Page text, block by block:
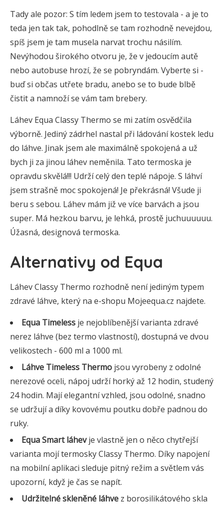
Tady ale pozor: S tím ledem jsem to testovala - a je to
teda jen tak tak, pohodlně se tam rozhodně nevejdou,
spíš jsem je tam musela narvat trochu násilím.
Nevýhodou širokého otvoru je, že v jedoucím autě
nebo autobuse hrozí, že se pobryndám. Vyberte si -
buď si občas utřete bradu, anebo se to bude blbě
čistit a namnoží se vám tam brebery.
Láhev Equa Classy Thermo se mi zatím osvědčila
výborně. Jediný zádrhel nastal při ládování kostek ledu
do láhve. Jinak jsem ale maximálně spokojená a už
bych ji za jinou láhev neměnila. Tato termoska je
opravdu skvělá!!! Udrží celý den teplé nápoje. S láhví
jsem strašně moc spokojená! Je překrásná! Všude ji
beru s sebou. Láhev mám již ve více barvách a jsou
super. Má hezkou barvu, je lehká, prostě juchuuuuuu.
Úžasná, designová termoska.
Alternativy od Equa
Láhev Classy Thermo rozhodně není jediným typem
zdravé láhve, který na e-shopu Mojeequa.cz najdete.
Equa Timeless je nejoblíbenější varianta zdravé
nerez láhve (bez termo vlastností), dostupná ve dvou
velikostech - 600 ml a 1000 ml.
Láhve Timeless Thermo jsou vyrobeny z odolné
nerezové oceli, nápoj udrží horký až 12 hodin, studený
24 hodin. Mají elegantní vzhled, jsou odolné, snadno
se udržují a díky kovovému poutku dobře padnou do
ruky.
Equa Smart láhevje vlastně jen o něco chytřejší
varianta mojí termosky Classy Thermo. Díky napojení
na mobilní aplikaci sleduje pitný režim a světlem vás
upozorní, když je čas se napít.
Udržitelné skleněné láhve z borosilikátového skla